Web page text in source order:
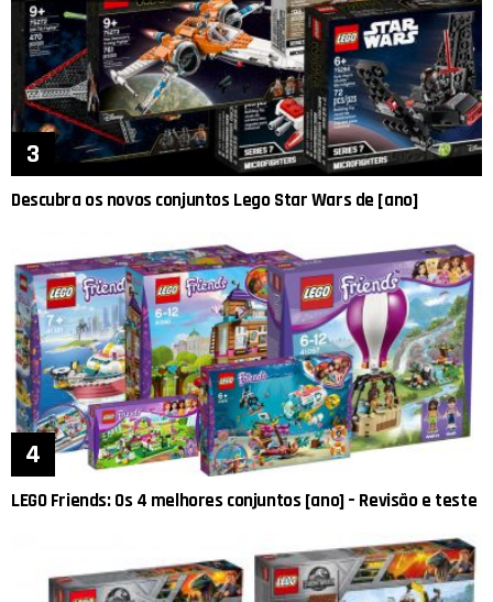
Descubra os novos conjuntos Lego Star Wars de [ano]
LEGO Friends: Os 4 melhores conjuntos [ano] – Revisão e teste